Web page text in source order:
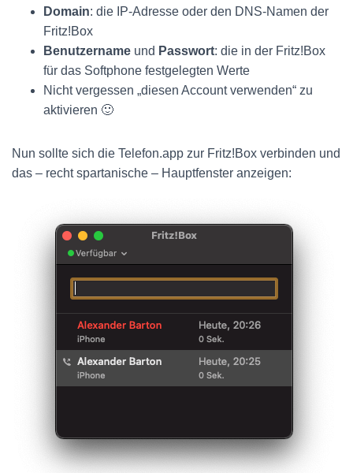
Domain: die IP-Adresse oder den DNS-Namen der
Fritz!Box
Benutzername und Passwort: die in der Fritz!Box
für das Softphone festgelegten Werte
Nicht vergessen „diesen Account verwenden“ zu
aktivieren 🙂
Nun sollte sich die Telefon.app zur Fritz!Box verbinden und
das – recht spartanische – Hauptfenster anzeigen: